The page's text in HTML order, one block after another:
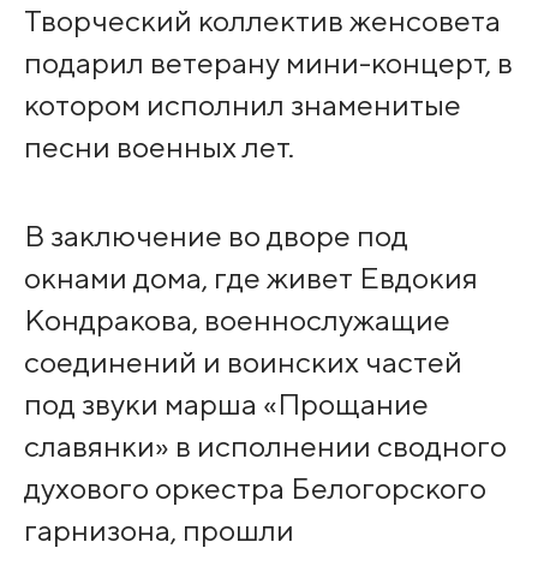
Творческий коллектив женсовета
подарил ветерану мини-концерт, в
котором исполнил знаменитые
песни военных лет.
В заключение во дворе под
окнами дома, где живет Евдокия
Кондракова, военнослужащие
соединений и воинских частей
под звуки марша «Прощание
славянки» в исполнении сводного
духового оркестра Белогорского
гарнизона, прошли